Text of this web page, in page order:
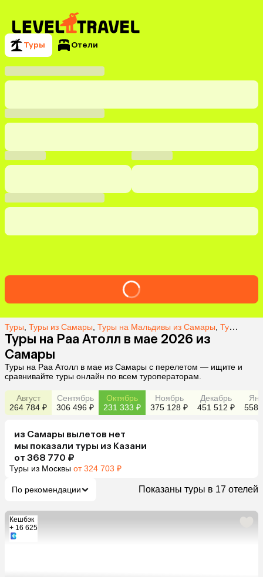
Туры Отели
Туры Туры из Самары Туры на Мальдивы из Самары Туры в Раа Атолл из Самары
Туры на Раа Атолл в мае 2026 из
Самары
Туры на Раа Атолл в мае из Самары с перелетом — ищите и
сравнивайте туры онлайн по всем туроператорам.
Август
264 784 ₽
Сентябрь
306 496 ₽
Октябрь
231 333 ₽
Ноябрь
375 128 ₽
Декабрь
451 512 ₽
558
из Самары вылетов нет
мы показали туры из Казани
от 368 770 ₽
Туры из Москвы от 324 703 ₽
По рекомендации Показаны туры в 17 отелей
Кешбэк
+ 16 625